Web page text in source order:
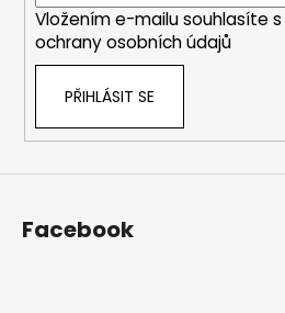
Vložením e-mailu souhlasíte s
ochrany osobních údajů
PŘIHLÁSIT SE
Facebook